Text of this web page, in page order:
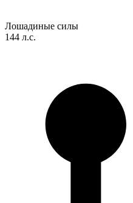
Лошадиные силы
144 л.с.